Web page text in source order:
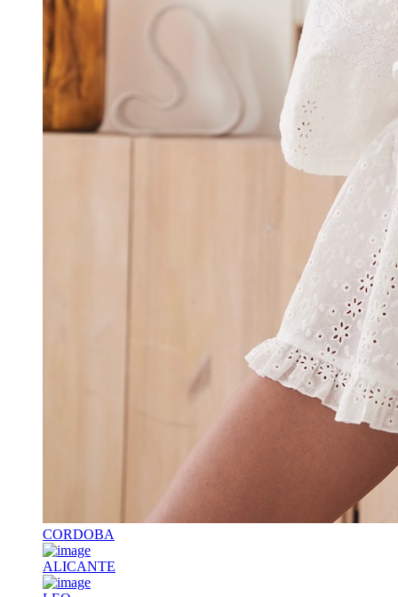
CORDOBA
ALICANTE